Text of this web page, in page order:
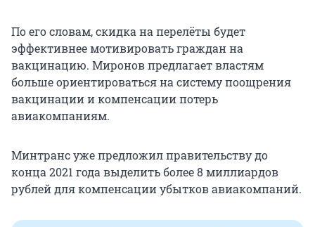
По его словам, скидка на перелёты будет
эффективнее мотивировать граждан на
вакцинацию. Миронов предлагает властям
больше ориентироваться на систему поощрения
вакцинации и компенсации потерь
авиакомпаниям.
Минтранс уже предложил правительству до
конца 2021 года выделить более 8 миллиардов
рублей для компенсации убытков авиакомпаний.